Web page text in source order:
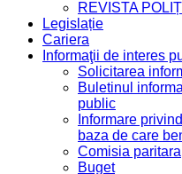
REVISTA
Legislație
Cariera
Informaţii de interes
Solicitarea
Buletinul
public
Informare
baza de care
Comisia paritara
Buget